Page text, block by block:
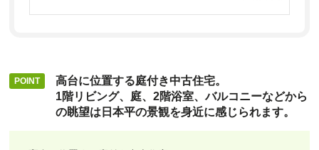
高台に位置する庭付き中古住宅。
1階リビング、庭、2階浴室、バルコニーなどから
の眺望は日本平の景観を身近に感じられます。